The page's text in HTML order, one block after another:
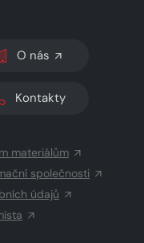
O nás
Kontakty
materiálům
společnosti
údajů